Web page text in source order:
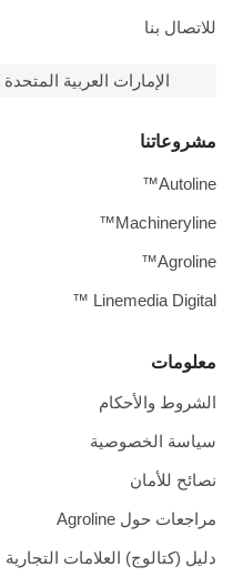
للاتصال بنا
الإمارات العربية المتحدة
معلومات
الشروط والأحكام
سياسة الخصوصية
نصائح للأمان
مراجعات حول Agroline
دليل (كتالوج) العلامات التجارية
مشروعاتنا
Autoline™
Machineryline™
Agroline™
Linemedia Digital ™